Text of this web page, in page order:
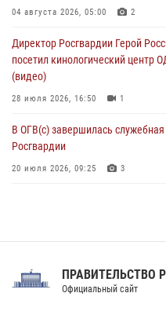
В ЛНР росгвардейцы провели
08 августа 2026, 13:00
04 августа 2026, 05:00 2
Директор Росгвардии Герой
посетил кинологический
(видео)
28 июля 2026, 16:50 1
В ОГВ(с) завершилась
Росгвардии
20 июля 2026, 09:25 3
Праздник «Один день с
ПРАВИТЕЛЬСТВО
Официальный сайт